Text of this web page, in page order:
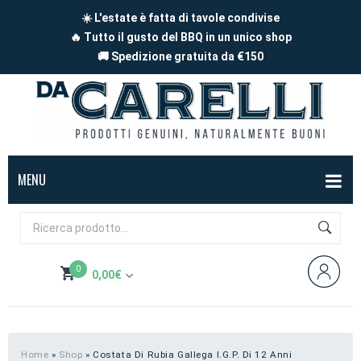
☀️ L'estate è fatta di tavole condivise
🔥 Tutto il gusto del BBQ in un unico shop
🚚 Spedizione gratuita da €150
MENU
BOX
FORMAGGI
Pecora
A pezzi
Carne di maiale
BBQ
0 0,00€
Subtotale: 0,00€
Home » Shop » Costata Di Rubia Gallega I.G.P. Di 12 Anni